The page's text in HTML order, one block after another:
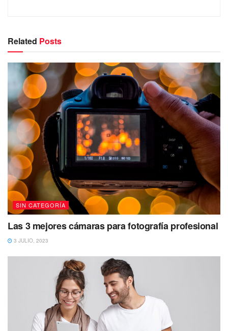
Related Posts
SIN CATEGORÍA
Las 3 mejores cámaras para fotografía profesional
3 JULIO, 2023